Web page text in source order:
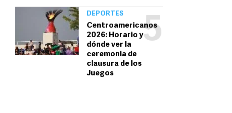
5
DEPORTES
Centroamericanos
2026: Horario y
dónde ver la
ceremonia de
clausura de los
Juegos